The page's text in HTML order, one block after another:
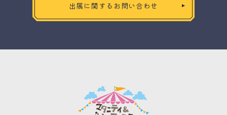
出展に関するお問い合わせ